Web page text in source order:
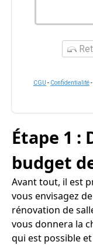
CGU - Confidentialité
Étape 1 :
budget
Avant tout, il est
vous envisagez
rénovation de
vous donnera la
qui est possible